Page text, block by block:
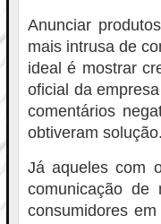
Anunciar
mais intrusa de
ideal é mostrar
oficial da
comentários
obtiveram solução.
Já aqueles com
comunicação de
consumidores